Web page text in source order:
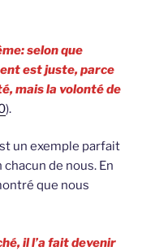
selon que
est juste, parce
mais la volonté de
).
un exemple parfait
de nous. En
que nous
il l’a fait devenir